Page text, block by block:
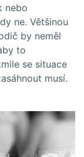
nebo
ne. Většinou
by neměl
to
se situace
musí.